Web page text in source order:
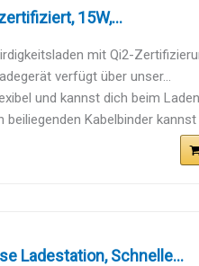
15W,...
mit Qi2-
verfügt über unser...
und kannst dich beim
Kabelbinder kannst
Ladestation, Schnelle...